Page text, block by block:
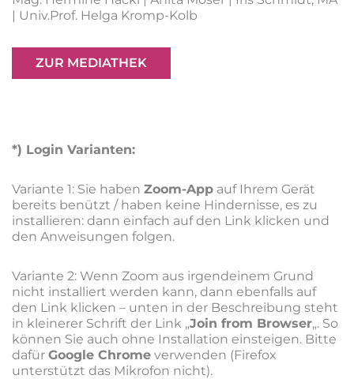
| Univ.Prof. Helga Kromp-Kolb
ZUR MEDIATHEK
*) Login Varianten:
Variante 1: Sie haben Zoom-App auf Ihrem Gerät
bereits benützt / haben keine Hindernisse, es zu
installieren: dann einfach auf den Link klicken und
den Anweisungen folgen.
Variante 2: Wenn Zoom aus irgendeinem Grund
nicht installiert werden kann, dann ebenfalls auf
den Link klicken – unten in der Beschreibung steht
in kleinerer Schrift der Link „Join from Browser„. So
können Sie auch ohne Installation einsteigen. Bitte
dafür Google Chrome verwenden (Firefox
unterstützt das Mikrofon nicht).